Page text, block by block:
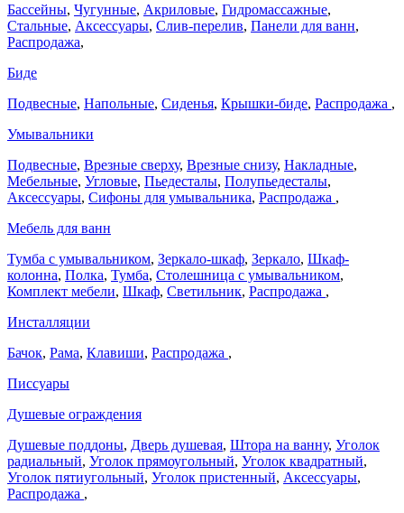
Бассейны, Чугунные, Акриловые, Гидромассажные,
Стальные, Аксессуары, Слив-перелив, Панели для ванн,
Распродажа,
Биде
Подвесные, Напольные, Сиденья, Крышки-биде, Распродажа ,
Умывальники
Подвесные, Врезные сверху, Врезные снизу, Накладные,
Мебельные, Угловые, Пьедесталы, Полупьедесталы,
Аксессуары, Сифоны для умывальника, Распродажа ,
Мебель для ванн
Тумба с умывальником, Зеркало-шкаф, Зеркало, Шкаф-
колонна, Полка, Тумба, Столешница с умывальником,
Комплект мебели, Шкаф, Светильник, Распродажа ,
Инсталляции
Бачок, Рама, Клавиши, Распродажа ,
Писсуары
Душевые ограждения
Душевые поддоны, Дверь душевая, Штора на ванну, Уголок
радиальный, Уголок прямоугольный, Уголок квадратный,
Уголок пятиугольный, Уголок пристенный, Аксессуары,
Распродажа ,